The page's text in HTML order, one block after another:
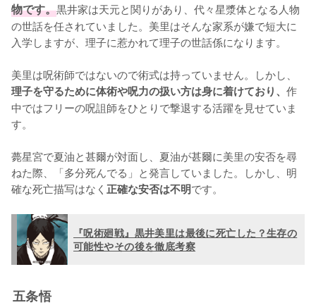
物です。黒井家は天元と関りがあり、代々星漿体となる人物
の世話を任されていました。美里はそんな家系が嫌で短大に
入学しますが、理子に惹かれて理子の世話係になります。
美里は呪術師ではないので術式は持っていません。しかし、
理子を守るために体術や呪力の扱い方は身に着けており、 作
中ではフリーの呪詛師をひとりで撃退する活躍を見せていま
す。
薨星宮で夏油と甚爾が対面し、夏油が甚爾に美里の安否を尋
ねた際、「多分死んでる」と発言していました。しかし、明
確な死亡描写はなく 正確な安否は不明です。
『呪術廻戦』黒井美里は最後に死亡した？生存の
可能性やその後を徹底考察
五条悟